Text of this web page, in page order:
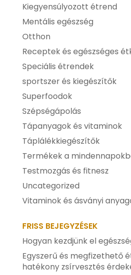
Kiegyensúlyozott étrend
Mentális egészség
Otthon
Receptek és egészséges
Speciális étrendek
sportszer és kiegészítők
Superfoodok
Szépségápolás
Tápanyagok és vitaminok
Táplálékkiegészítők
Termékek a
Testmozgás és fitnesz
Uncategorized
Vitaminok és ásványi
FRISS BEJEGYZÉSEK
Hogyan kezdjünk el
Egyszerű és megfizethető
hatékony zsírvesztés